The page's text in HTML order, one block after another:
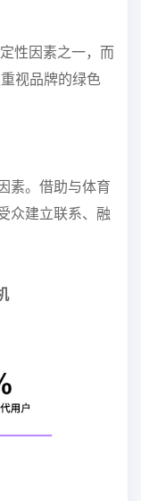
性因素之一，而
视品牌的绿色
素。借助与体育
众建立联系、融